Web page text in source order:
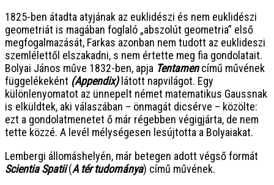
1825-ben átadta atyjának az euklidészi és nem euklidészi
geometriát is magában foglaló „abszolút geometria” első
megfogalmazását, Farkas azonban nem tudott az euklideszi
szemlélettől elszakadni, s nem értette meg fia gondolatait.
Bolyai János műve 1832-ben, apja Tentamencímű művének
függelékeként (Appendix)látott napvilágot. Egy
különlenyomatot az ünnepelt német matematikus Gaussnak
is elküldtek, aki válaszában – önmagát dicsérve – közölte:
ezt a gondolatmenetet ő már régebben végigjárta, de nem
tette közzé. A levél mélységesen lesújtotta a Bolyaiakat.
Lembergi állomáshelyén, már betegen adott végső formát
Scientia Spatii(A tér tudománya) című művének.